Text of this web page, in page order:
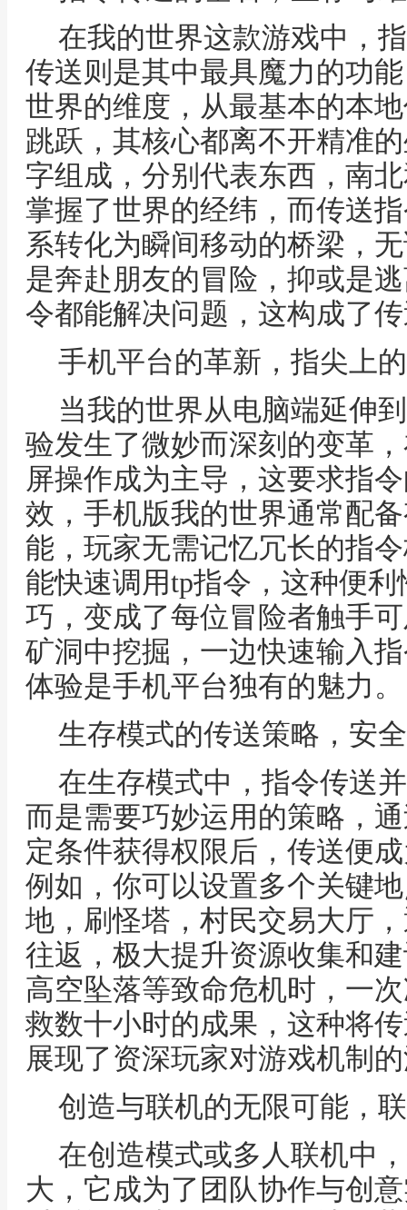
在我的世界这款游戏中，
传送则是其中最具魔力的功
世界的维度，从最基本的本
跳跃，其核心都离不开精准
字组成，分别代表东西，南
掌握了世界的经纬，而传送
系转化为瞬间移动的桥梁，
是奔赴朋友的冒险，抑或是
令都能解决问题，这构成了
手机平台的革新，指尖上
当我的世界从电脑端延伸
验发生了微妙而深刻的变革
屏操作成为主导，这要求指
效，手机版我的世界通常配
能，玩家无需记忆冗长的指
能快速调用tp指令，这种便
巧，变成了每位冒险者触手
矿洞中挖掘，一边快速输入
体验是手机平台独有的魅力。
生存模式的传送策略，安
在生存模式中，指令传送
而是需要巧妙运用的策略，
定条件获得权限后，传送便
例如，你可以设置多个关键
地，刷怪塔，村民交易大厅
往返，极大提升资源收集和
高空坠落等致命危机时，一
救数十小时的成果，这种将
展现了资深玩家对游戏机制
创造与联机的无限可能，
在创造模式或多人联机中
大，它成为了团队协作与创